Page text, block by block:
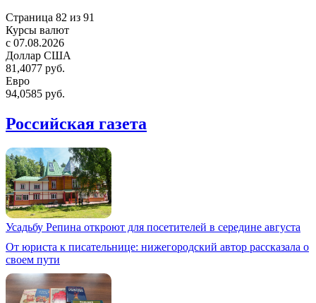
Страница 82 из 91
Курсы валют
c 07.08.2026
Доллар США
81,4077 руб.
Евро
94,0585 руб.
Российская газета
Усадьбу Репина откроют для посетителей в середине августа
От юриста к писательнице: нижегородский автор рассказала о
своем пути